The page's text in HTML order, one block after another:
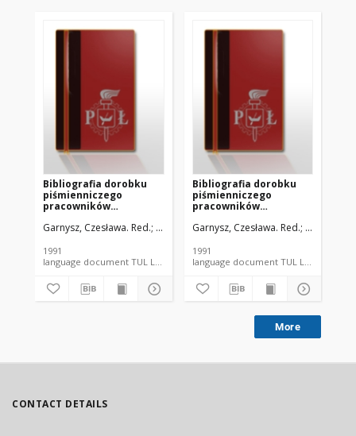
Bibliografia dorobku
piśmienniczego
pracowników
1987 cz. I
Garnysz, Czesława. Red. Balwicka, Barbara. Kornacka, Anna.
1991
language document TUL Library document
Bibliografia dorobku
piśmienniczego
pracowników
1987 cz. II do cz. IV
Garnysz, Czesława. Red.
1991
language document TUL Library
More
CONTACT DETAILS